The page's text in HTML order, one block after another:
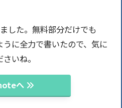
した。無料部分だけでも
うに全力で書いたので、気に
いね。
へ